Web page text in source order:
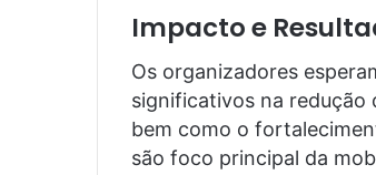
Impacto e
Os organizadores
significativos na redução
bem como o
são foco principal da